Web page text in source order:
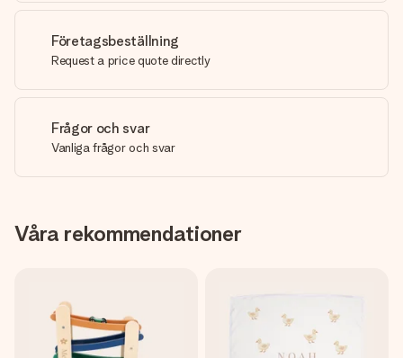
Företagsbeställning
Request a price quote directly
Frågor och svar
Vanliga frågor och svar
Våra rekommendationer